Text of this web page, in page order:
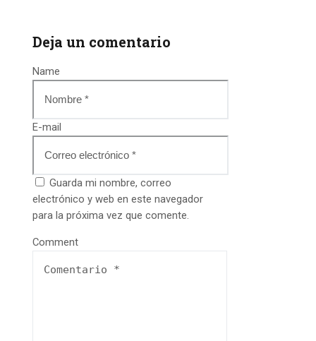
Deja un comentario
Name
E-mail
Guarda mi nombre, correo
electrónico y web en este navegador
para la próxima vez que comente.
Comment